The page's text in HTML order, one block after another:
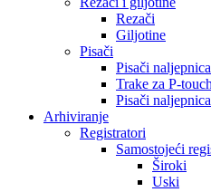
Rezači
Giljotine
Pisači
Pisači naljepnica
Trake za P-touch
Pisači
Arhiviranje
Registratori
Samostojeći
Široki
Uski